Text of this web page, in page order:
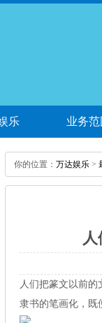
乐 业务范
你的位置： 万达娱乐 >
人们把篆文以前
隶书的笔画化，既